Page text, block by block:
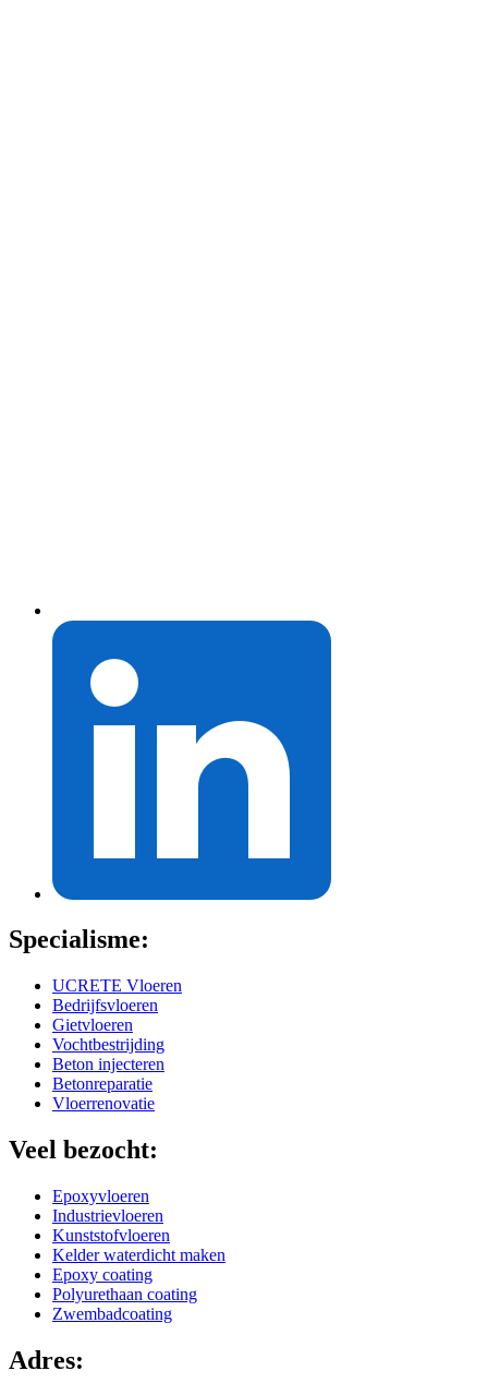
Specialisme:
UCRETE Vloeren
Bedrijfsvloeren
Gietvloeren
Vochtbestrijding
Beton injecteren
Betonreparatie
Vloerrenovatie
Veel bezocht:
Epoxyvloeren
Industrievloeren
Kunststofvloeren
Kelder waterdicht maken
Epoxy coating
Polyurethaan coating
Zwembadcoating
Adres: